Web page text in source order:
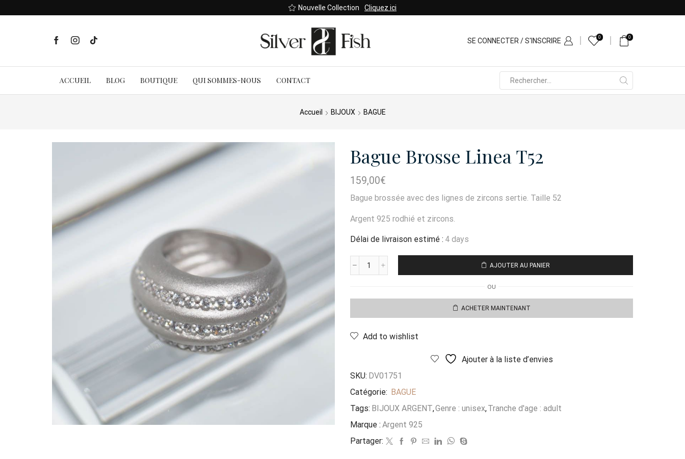
Nouvelle Collection Cliquez ici
SE CONNECTER / S'INSCRIRE 0 0
ACCUEIL BLOG BOUTIQUE QUI SOMMES-NOUS CONTACT
input
Accueil BIJOUX BAGUE
Bague Brosse Linea T52
159,00€
Bague brossée avec des lignes de zircons sertie. Taille 52
Argent 925 rodhié et zircons.
Délai de livraison estimé : 4 days
quantité
Brosse
T52
AJOUTER AU PANIER
OU
ACHETER MAINTENANT
Add to wishlist
Ajouter à la liste d’envies
SKU: DV01751
Catégorie: BAGUE
Tags: BIJOUX ARGENT,Genre : unisex,Tranche d'age : adult
Marque : Argent 925
Partager: